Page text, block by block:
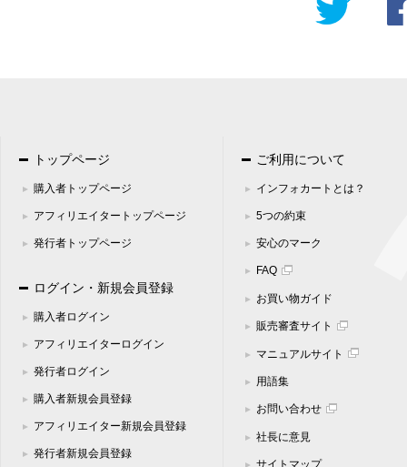
トップページ
購入者トップページ
アフィリエイタートップページ
発行者トップページ
ログイン・新規会員登録
購入者ログイン
アフィリエイターログイン
発行者ログイン
購入者新規会員登録
アフィリエイター新規会員登録
発行者新規会員登録
ご利用について
インフォカートとは？
5つの約束
安心のマーク
FAQ
お買い物ガイド
販売審査サイト
マニュアルサイト
用語集
お問い合わせ
社長に意見